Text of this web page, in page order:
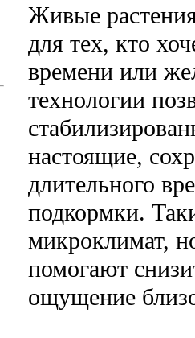
Живые
для тех, кто
времени или
технологии
настоящие,
длительного
подкормки.
микроклимат,
помогают
ощущение